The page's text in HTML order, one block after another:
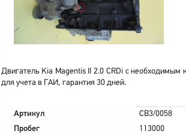
Двигатель Kia Magentis II 2.0 CRDi с необходимым
для учета в ГАИ, гарантия 30 дней.
Артикул
CB3/0058
Пробег
113000